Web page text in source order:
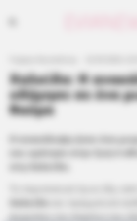
Χαλκίδα: Η
οδήγησε σε ένα
θαύμα
Η ανακάλυψη ήταν ένα
ψυχούλες τον Απρίλιο του